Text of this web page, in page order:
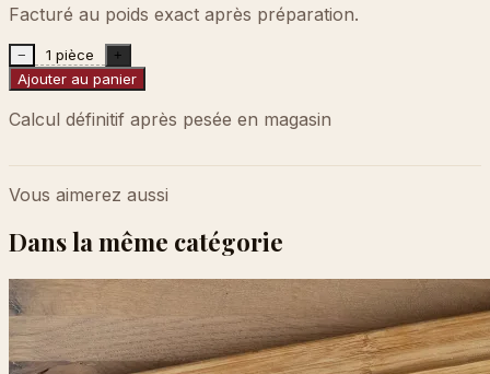
Facturé au poids exact après préparation.
− 1 pièce +
Ajouter au panier
Calcul définitif après pesée en magasin
Vous aimerez aussi
Dans la même catégorie